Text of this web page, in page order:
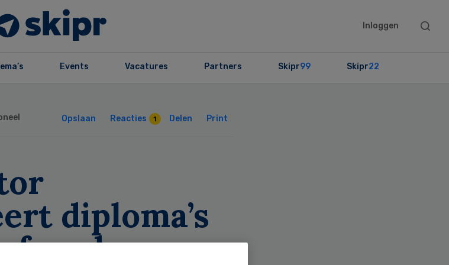
Inloggen
Search
Events Vacatures Partners Skipr99 Skipr22
Opslaan Reacties 1 Delen Print
diploma’s
fraude op